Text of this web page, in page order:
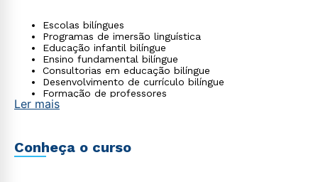
Escolas bilíngues
Programas de imersão linguística
Educação infantil bilíngue
Ensino fundamental bilíngue
Consultorias em educação bilíngue
Desenvolvimento de currículo bilíngue
Formação de professores
Ler mais
Conheça o curso